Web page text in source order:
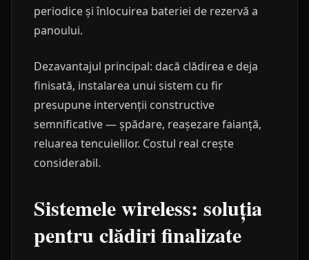
periodice și înlocuirea bateriei de rezervă a
panoului.
Dezavantajul principal: dacă clădirea e deja
finisată, instalarea unui sistem cu fir
presupune intervenții constructive
semnificative — șpădare, reașezare faianță,
reluarea tencuielilor. Costul real crește
considerabil.
Sistemele wireless: soluția
pentru clădiri finalizate